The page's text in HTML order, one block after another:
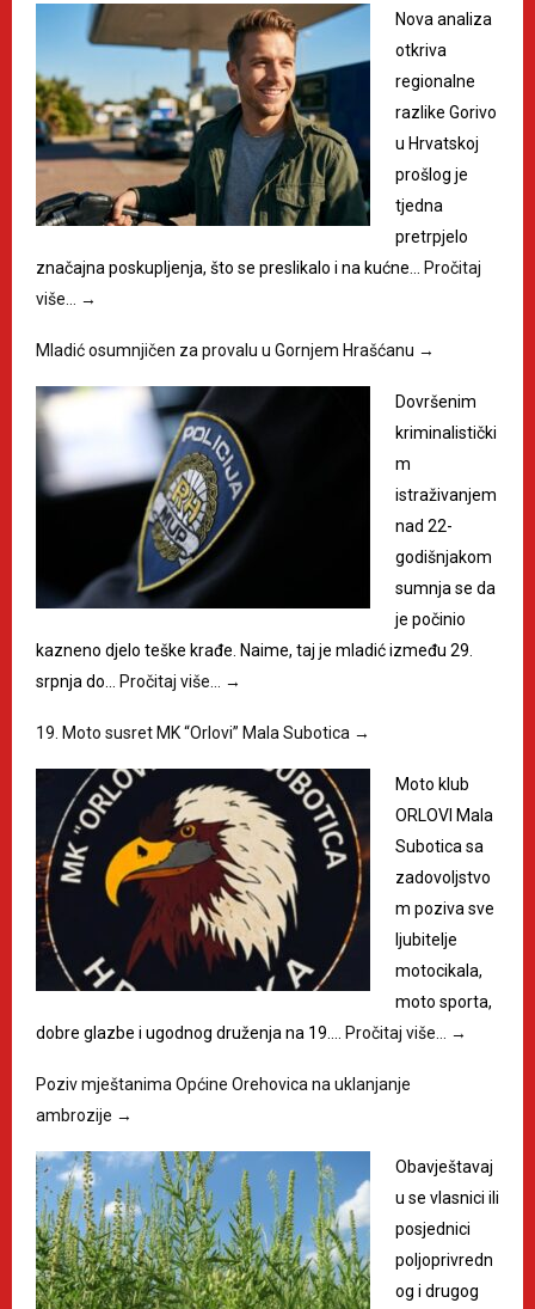
Nova analiza
otkriva
regionalne
razlike Gorivo
u Hrvatskoj
prošlog je
tjedna
pretrpjelo
značajna poskupljenja, što se preslikalo i na kućne…
Pročitaj
više…
→
Mladić osumnjičen za provalu u Gornjem Hrašćanu →
Dovršenim
kriminalistički
m
istraživanjem
nad 22-
godišnjakom
sumnja se da
je počinio
kazneno djelo teške krađe. Naime, taj je mladić između 29.
srpnja do…
Pročitaj više… →
19. Moto susret MK “Orlovi” Mala Subotica →
Moto klub
ORLOVI Mala
Subotica sa
zadovoljstvo
m poziva sve
ljubitelje
motocikala,
moto sporta,
dobre glazbe i ugodnog druženja na 19.…
Pročitaj više… →
Poziv mještanima Općine Orehovica na uklanjanje
ambrozije →
Obavještavaj
u se vlasnici ili
posjednici
poljoprivredn
og i drugog